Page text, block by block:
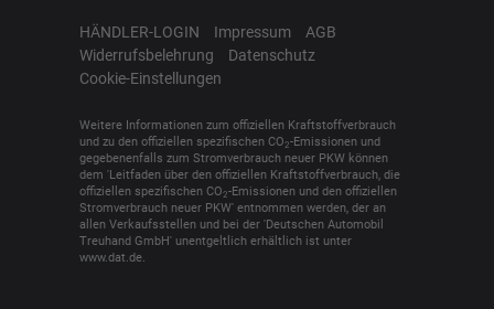
HÄNDLER-LOGIN Impressum
AGB
Widerrufsbelehrung
Datenschutz
Cookie-Einstellungen
Weitere Informationen zum offiziellen Kraftstoffverbrauch
und zu den offiziellen spezifischen CO2-Emissionen und
gegebenenfalls zum Stromverbrauch neuer PKW können
dem 'Leitfaden über den offiziellen Kraftstoffverbrauch, die
offiziellen spezifischen CO2-Emissionen und den offiziellen
Stromverbrauch neuer PKW' entnommen werden, der an
allen Verkaufsstellen und bei der 'Deutschen Automobil
Treuhand GmbH' unentgeltlich erhältlich ist unter
www.dat.de.